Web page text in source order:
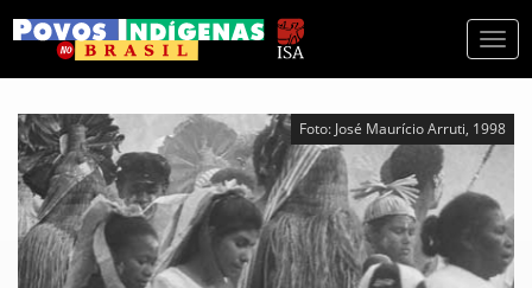
Foto: José Maurício Arruti, 1998